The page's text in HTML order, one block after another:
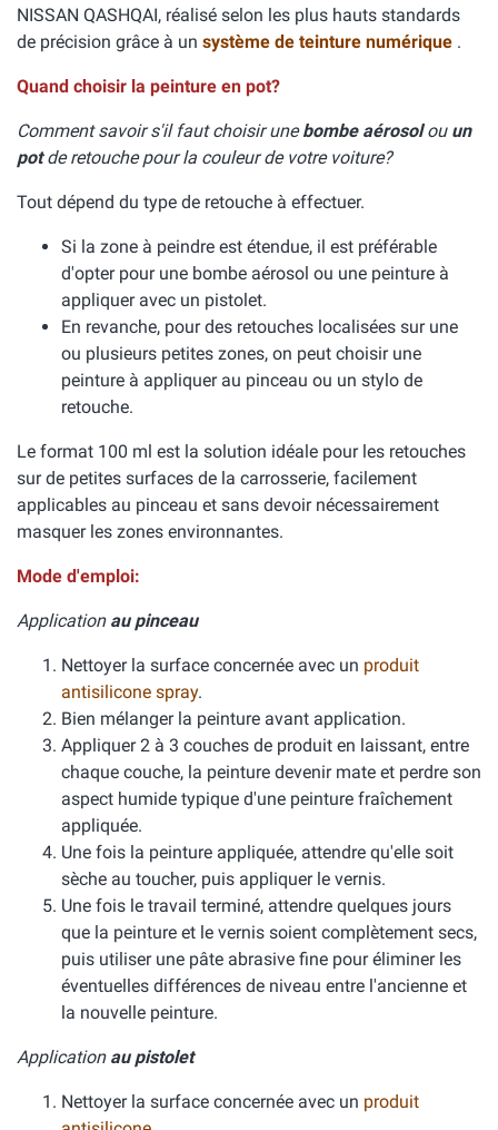
NISSAN QASHQAI, réalisé selon les plus hauts standards
de précision grâce à un système de teinture numérique .
Quand choisir la peinture en pot?
Comment savoir s'il faut choisir unebombe aérosolou un
potde retouche pour la couleur de votre voiture?
Tout dépend du type de retouche à effectuer.
Si la zone à peindre est étendue, il est préférable
d'opter pour une bombe aérosol ou une peinture à
appliquer avec un pistolet.
En revanche, pour des retouches localisées sur une
ou plusieurs petites zones, on peut choisir une
peinture à appliquer au pinceau ou un stylo de
retouche.
Le format 100 ml est la solution idéale pour les retouches
sur de petites surfaces de la carrosserie, facilement
applicables au pinceau et sans devoir nécessairement
masquer les zones environnantes.
Mode d'emploi:
Application au pinceau
Nettoyer la surface concernée avec un produit
antisilicone spray.
Bien mélanger la peinture avant application.
Appliquer 2 à 3 couches de produit en laissant, entre
chaque couche, la peinture devenir mate et perdre son
aspect humide typique d'une peinture fraîchement
appliquée.
Une fois la peinture appliquée, attendre qu'elle soit
sèche au toucher, puis appliquer le vernis.
Une fois le travail terminé, attendre quelques jours
que la peinture et le vernis soient complètement secs,
puis utiliser une pâte abrasive fine pour éliminer les
éventuelles différences de niveau entre l'ancienne et
la nouvelle peinture.
Application au pistolet
Nettoyer la surface concernée avec un produit